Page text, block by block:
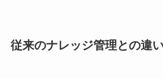
従来のナレッジ管理との違